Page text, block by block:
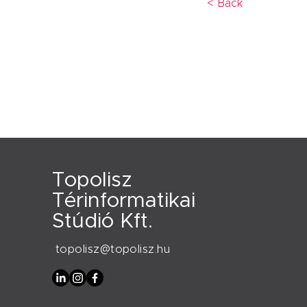
< Back
Topolisz
Térinformatikai
Stúdió Kft.
topolisz@topolisz.hu